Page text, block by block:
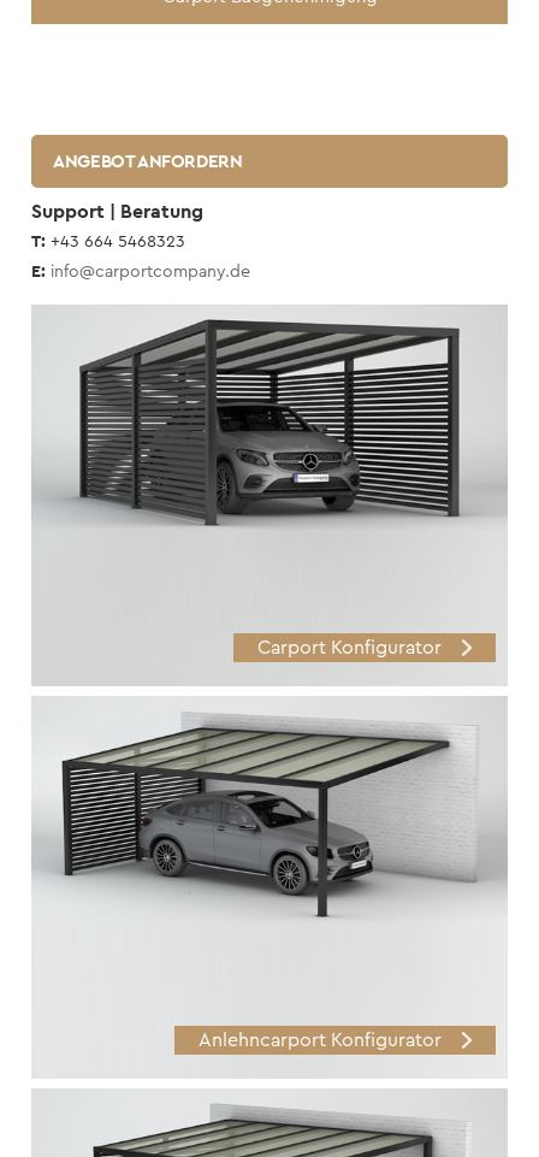
ANGEBOT ANFORDERN
Support | Beratung
T: +43 664 5468323
E: info@carportcompany.de
Carport Konfigurator
Anlehncarport Konfigurator